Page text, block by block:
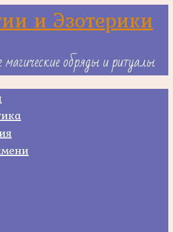
и Эзотерики
обряды и ритуалы